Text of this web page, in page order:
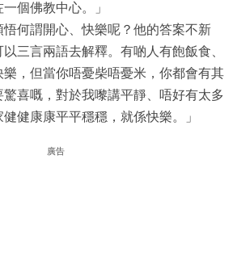
個佛教中心。」
何謂開心、快樂呢？他的答案不新
三言兩語去解釋。有啲人有飽飯食、
樂，但當你唔憂柴唔憂米，你都會有其
喜嘅，對於我嚟講平靜、唔好有太多
健康康平平穩穩，就係快樂。」
廣告